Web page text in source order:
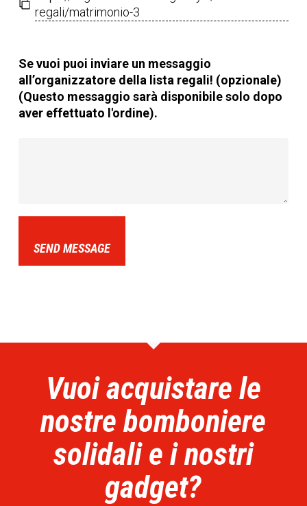
regali/matrimonio-3
Se vuoi puoi inviare un messaggio
all’organizzatore della lista regali! (opzionale)
(Questo messaggio sarà disponibile solo dopo
aver effettuato l'ordine).
SEND MESSAGE
Vuoi acquistare le
nostre bomboniere
solidali e i nostri
gadget?